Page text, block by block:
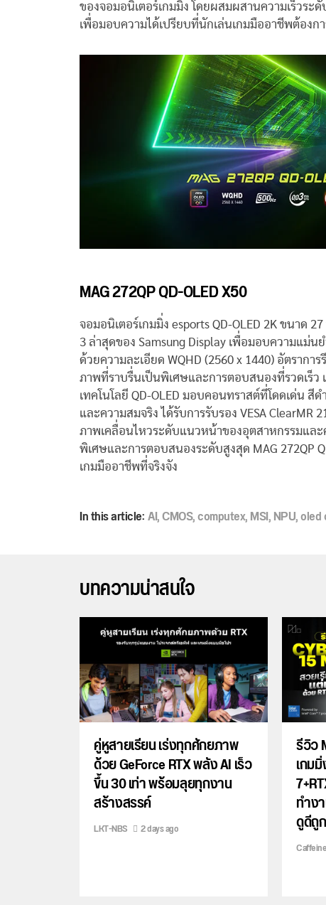
ของจอมอนิเตอร์เกมมิ่ง โดยผสมผสานความเร็วร
เพื่อมอบความได้เปรียบที่นักเล่นเกมมืออาชีพต้องก
MAG 272QP QD-OLED X50
จอมอนิเตอร์เกมมิ่ง esports QD-OLED 2K ขนาด
3 ล่าสุดของ Samsung Display เพื่อมอบความแม่
ด้วยความละเอียด WQHD (2560 x 1440) อัตรากา
ภาพที่ราบรื่นเป็นพิเศษและการตอบสนองที่รวดเร็ว
เทคโนโลยี QD-OLED มอบคอนทราสต์ที่โดดเด่น
และความสมจริง ได้รับการรับรอง VESA ClearMR
ภาพเคลื่อนไหวระดับแนวหน้าของอุตสาหกรรมแล
พิเศษและการตอบสนองระดับสูงสุด MAG 272QP
เกมมืออาชีพที่จริงจัง
In this article:AI,CMOS,computex,MSI,NPU,oled
บทความน่าสนใจ
คู่หูสายเรียน เร่งทุกศักยภาพ
ด้วย GeForce RTX พลัง AI เร็ว
ขึ้น 30 เท่า พร้อมลุยทุกงาน
สร้างสรรค์
LKT-NBS 2 days ago
รีวิว
เกม
ทำง
ดูดีถู